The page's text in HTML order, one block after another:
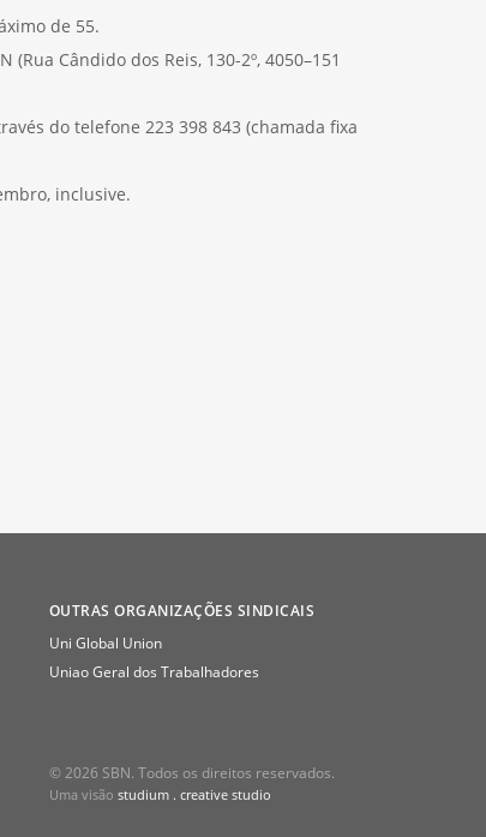
de 55.
Cândido dos Reis, 130-2º, 4050–151
do telefone 223 398 843 (chamada fixa
inclusive.
OUTRAS ORGANIZAÇÕES SINDICAIS
Uni Global Union
Uniao Geral dos Trabalhadores
© 2026 SBN. Todos os direitos reservados.
Uma visão studium . creative studio